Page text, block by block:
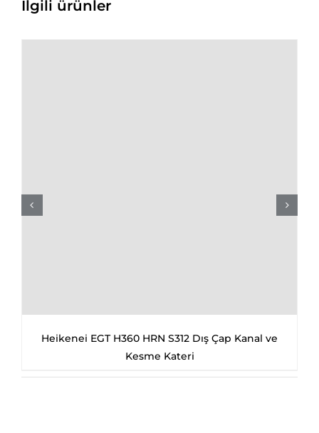
İlgili ürünler
Heikenei EGT H360 HRN S312 Dış Çap Kanal ve
Kesme Kateri